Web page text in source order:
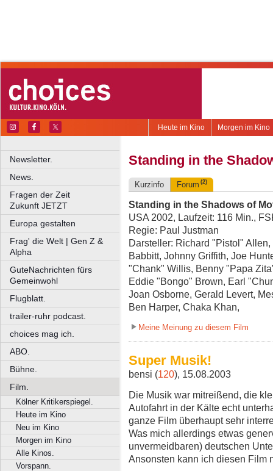
Morgen im Kino
Heute im Kino
Newsletter.
News.
Fragen der Zeit
Zukunft JETZT
Europa gestalten
Frag' die Welt | Gen Z &
Alpha
GuteNachrichten fürs
Gemeinwohl
Flugblatt.
trailer-ruhr podcast.
choices mag ich.
ABO.
Bühne.
Film.
Kölner Kritikerspiegel.
Heute im Kino
Neu im Kino
Morgen im Kino
Alle Kinos.
Vorspann.
Standing in the
Kurzinfo Forum (2)
Standing in the Shadows of
USA 2002, Laufzeit: 116 Min.,
Regie: Paul Justman
Darsteller: Richard "Pistol"
Babbitt, Johnny Griffith, Joe
"Chank" Willis, Benny "Papa
Eddie "Bongo" Brown, Earl
Joan Osborne, Gerald Levert,
Ben Harper, Chaka Khan,
Meine Meinung zu diesem Film
Super Musik!
bensi (120), 15.08.2003
Die Musik war mitreißend, die
Autofahrt in der Kälte echt
ganze Film überhaupt sehr
Was mich allerdings etwas
unvermeidbaren) deutschen
Ansonsten kann ich diesen Film